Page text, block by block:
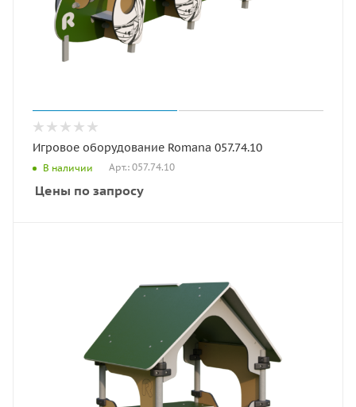
Игровое оборудование Romana 057.74.10
В наличии Арт.: 057.74.10
Цены по запросу